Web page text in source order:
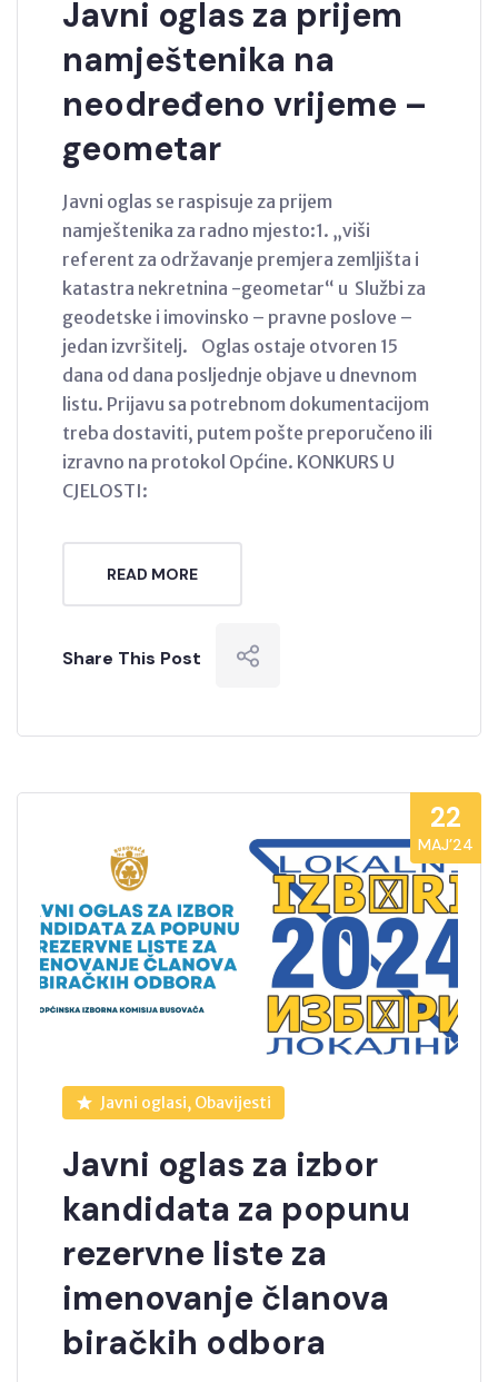
Javni oglas za prijem
namještenika na
neodređeno vrijeme –
geometar
Javni oglas se raspisuje za prijem
namještenika za radno mjesto:1. „viši
referent za održavanje premjera zemljišta i
katastra nekretnina -geometar“ u Službi za
geodetske i imovinsko – pravne poslove –
jedan izvršitelj. Oglas ostaje otvoren 15
dana od dana posljednje objave u dnevnom
listu. Prijavu sa potrebnom dokumentacijom
treba dostaviti, putem pošte preporučeno ili
izravno na protokol Općine. KONKURS U
CJELOSTI:
READ MORE
Share This Post
22
MAJ’24
Javni oglasi, Obavijesti
Javni oglas za izbor
kandidata za popunu
rezervne liste za
imenovanje članova
biračkih odbora